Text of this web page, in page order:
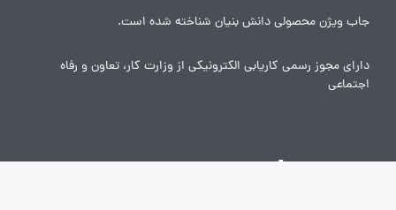
جاب ویژن محصولی دانش بنیان شناخته شده است.
دارای مجوز رسمی کاریابی الکترونیکی از وزارت کار، تعاون و رفاه
اجتماعی